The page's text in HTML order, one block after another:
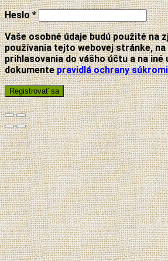
Heslo*
Vaše osobné údaje budú použité na
používania tejto webovej stránke, na
prihlasovania do vášho účtu a na iné
dokumentepravidlá ochrany
Registrovať sa